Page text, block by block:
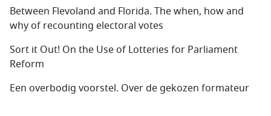
Between Flevoland and Florida. The when, how and
why of recounting electoral votes
Sort it Out! On the Use of Lotteries for Parliament
Reform
Een overbodig voorstel. Over de gekozen formateur